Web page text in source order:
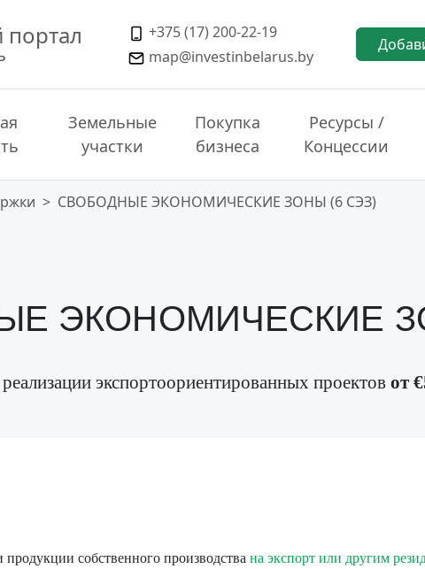
+375 (17) 200-22-19
map@investinbelarus.by
Земельные
участки
Покупка
бизнеса
Ресурсы /
Концессии
СВОБОДНЫЕ ЭКОНОМИЧЕСКИЕ ЗОНЫ (6 СЭЗ)
ЭКОНОМИЧЕСКИЕ
экспортоориентированных проектов от
собственного производства на экспорт или другим